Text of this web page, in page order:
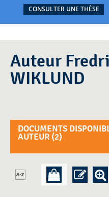
CONSULTER UNE THÈSE
Auteur Fredrik
WIKLUND
DOCUMENTS
AUTEUR (2)